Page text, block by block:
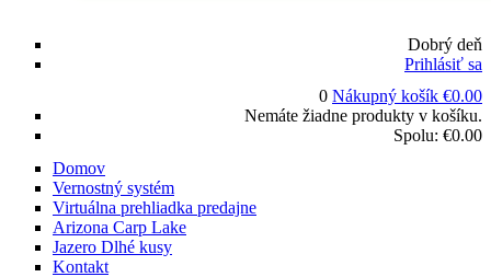
Dobrý deň
Prihlásiť sa
0 Nákupný košík €0.00
Nemáte žiadne produkty v košíku.
Spolu: €0.00
Domov
Vernostný systém
Virtuálna prehliadka predajne
Arizona Carp Lake
Jazero Dlhé kusy
Kontakt